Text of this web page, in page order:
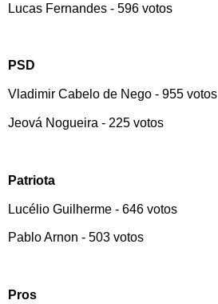
Lucas Fernandes - 596 votos
PSD
Vladimir Cabelo de Nego - 955 votos
Jeová Nogueira - 225 votos
Patriota
Lucélio Guilherme - 646 votos
Pablo Arnon - 503 votos
Pros